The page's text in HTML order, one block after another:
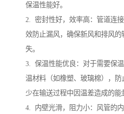
保温性能好。
2. 密封性好，效率高：管道连
效防止漏风，确保新风和排风
失。
3. 保温性能优良：对于需要保
温材料（如橡塑、玻璃棉），
少在输送过程中因温差造成的能
4. 内壁光滑，阻力小：风管的